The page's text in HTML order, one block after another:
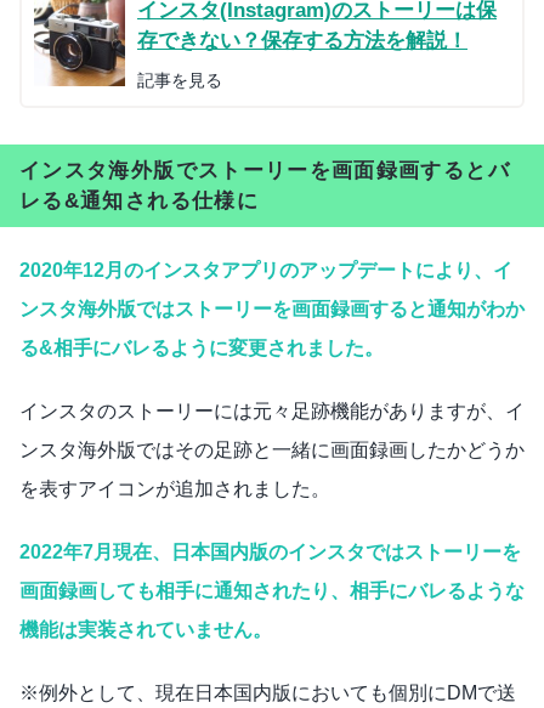
インスタ(Instagram)のストーリーは保
存できない？保存する方法を解説！
記事を見る
インスタ海外版でストーリーを画面録画するとバ
レる&通知される仕様に
2020年12月のインスタアプリのアップデートにより、イ
ンスタ海外版ではストーリーを画面録画すると通知がわか
る&相手にバレるように変更されました。
インスタのストーリーには元々足跡機能がありますが、イ
ンスタ海外版ではその足跡と一緒に画面録画したかどうか
を表すアイコンが追加されました。
2022年7月現在、日本国内版のインスタではストーリーを
画面録画しても相手に通知されたり、相手にバレるような
機能は実装されていません。
※例外として、現在日本国内版においても個別にDMで送